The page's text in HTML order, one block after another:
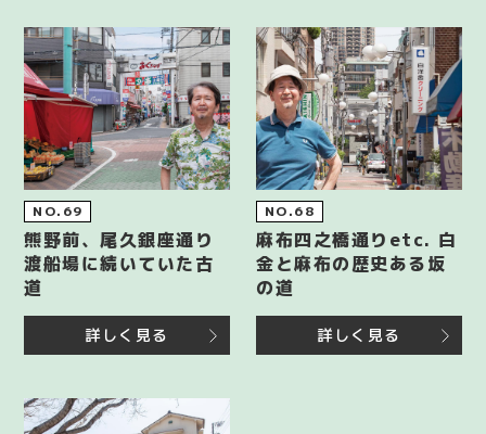
NO.69
熊野前、尾久銀座通り
渡船場に続いていた古
道
詳しく見る
NO.68
麻布四之橋通りetc. 白
金と麻布の歴史ある坂
の道
詳しく見る